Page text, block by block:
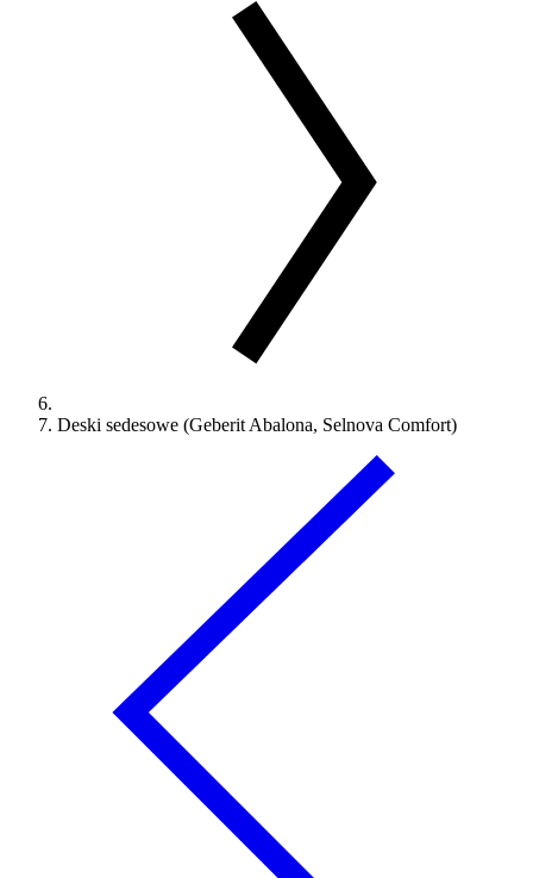
Deski sedesowe (Geberit Abalona, Selnova Comfort)